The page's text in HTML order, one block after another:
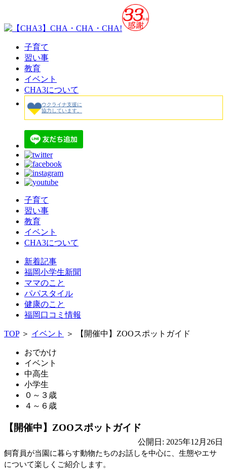
子育て
習い事
教育
イベント
CHA3について
ウクライナ支援に
協力しています。
子育て
習い事
教育
イベント
CHA3について
新着記事
福岡小学生新聞
ママのこと
パパスタイル
健康のこと
福岡口コミ情報
TOP＞ イベント ＞ 【開催中】ZOOスポットガイド
おでかけ
イベント
中高生
小学生
０～３歳
４～６歳
【開催中】ZOOスポットガイド
公開日: 2025年12月26日
飼育員が当園に暮らす動物たちのお話しを中心に、生態やエサ
について楽しくご紹介します。